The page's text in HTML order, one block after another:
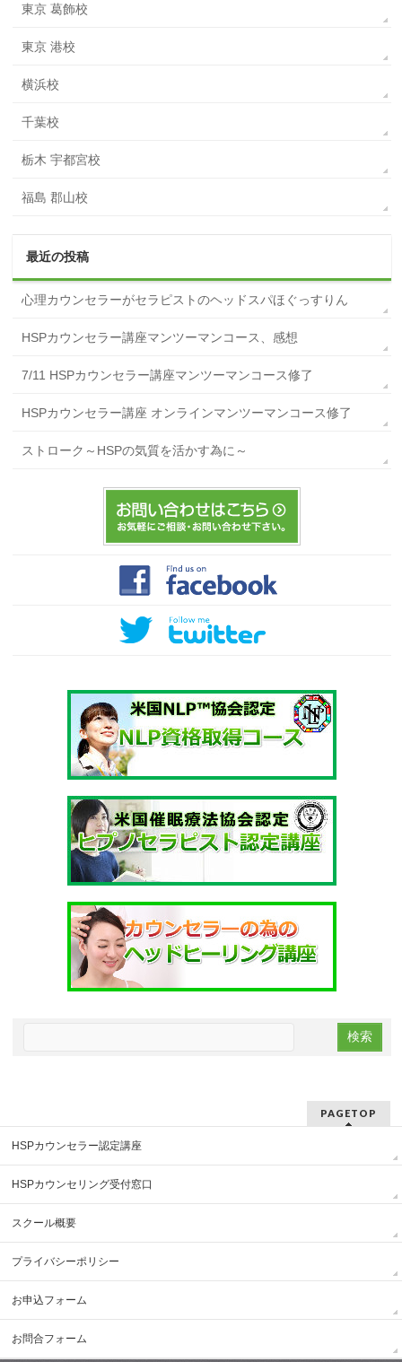
東京 葛飾校
東京 港校
横浜校
千葉校
栃木 宇都宮校
福島 郡山校
最近の投稿
心理カウンセラーがセラピストのヘッドスパほぐっすりん
HSPカウンセラー講座マンツーマンコース、感想
7/11 HSPカウンセラー講座マンツーマンコース修了
HSPカウンセラー講座 オンラインマンツーマンコース修了
ストローク～HSPの気質を活かす為に～
PAGETOP
HSPカウンセラー認定講座
HSPカウンセリング受付窓口
スクール概要
プライバシーポリシー
お申込フォーム
お問合フォーム